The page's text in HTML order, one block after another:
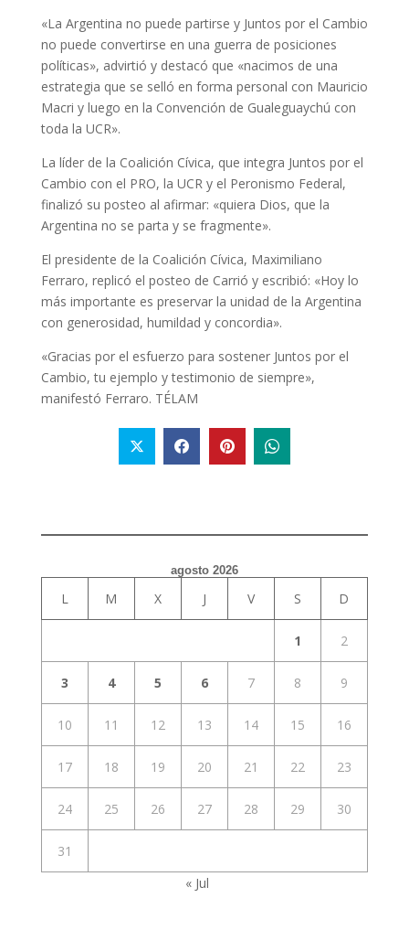
«La Argentina no puede partirse y Juntos por el Cambio
no puede convertirse en una guerra de posiciones
políticas», advirtió y destacó que «nacimos de una
estrategia que se selló en forma personal con Mauricio
Macri y luego en la Convención de Gualeguaychú con
toda la UCR».
La líder de la Coalición Cívica, que integra Juntos por el
Cambio con el PRO, la UCR y el Peronismo Federal,
finalizó su posteo al afirmar: «quiera Dios, que la
Argentina no se parta y se fragmente».
El presidente de la Coalición Cívica, Maximiliano
Ferraro, replicó el posteo de Carrió y escribió: «Hoy lo
más importante es preservar la unidad de la Argentina
con generosidad, humildad y concordia».
«Gracias por el esfuerzo para sostener Juntos por el
Cambio, tu ejemplo y testimonio de siempre»,
manifestó Ferraro. TÉLAM
agosto 2026
L M X J V S D
1 2
3 4 5 6 7 8 9
10 11 12 13 14 15 16
17 18 19 20 21 22 23
24 25 26 27 28 29 30
31
« Jul